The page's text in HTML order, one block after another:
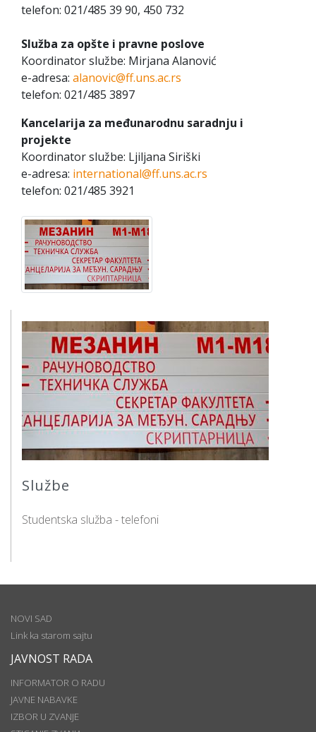
Službe
Studentska služba - telefoni
telefon: 021/485 39 90, 450 732
Služba za opšte i pravne poslove
Koordinator službe: Mirjana Alanović
e-adresa: alanovic@ff.uns.ac.rs
telefon: 021/485 3897
Kancelarija za međunarodnu saradnju i
projekte
Koordinator službe: Ljiljana Siriški
e-adresa: international@ff.uns.ac.rs
telefon: 021/485 3921
NOVI SAD
Link ka starom sajtu
JAVNOST RADA
INFORMATOR O RADU
JAVNE NABAVKE
IZBOR U ZVANJE